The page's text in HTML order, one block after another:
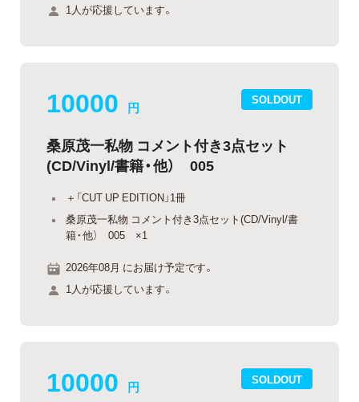
1人が応援しています。
SOLDOUT
10000 円
桑原茂一私物 コメント付き3点セット
(CD/Vinyl/書籍・他） 005
＋「CUT UP EDITION」1冊
桑原茂一私物 コメント付き3点セット(CD/Vinyl/書
籍・他） 005 ×1
2026年08月 にお届け予定です。
1人が応援しています。
SOLDOUT
10000 円